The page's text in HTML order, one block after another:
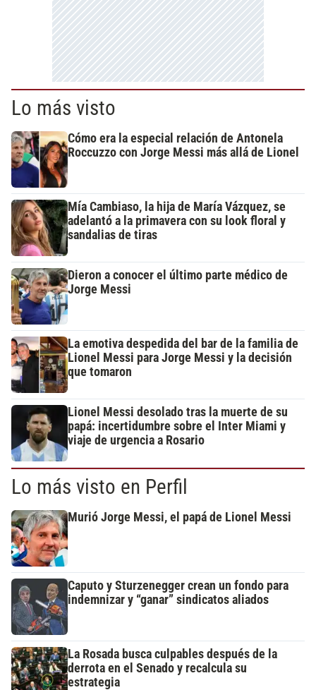
Lo más visto
Cómo era la especial relación de Antonela
Roccuzzo con Jorge Messi más allá de Lionel
Mía Cambiaso, la hija de María Vázquez, se
adelantó a la primavera con su look floral y
sandalias de tiras
Dieron a conocer el último parte médico de
Jorge Messi
La emotiva despedida del bar de la familia de
Lionel Messi para Jorge Messi y la decisión
que tomaron
Lionel Messi desolado tras la muerte de su
papá: incertidumbre sobre el Inter Miami y
viaje de urgencia a Rosario
Lo más visto en Perfil
Murió Jorge Messi, el papá de Lionel Messi
Caputo y Sturzenegger crean un fondo para
indemnizar y “ganar” sindicatos aliados
La Rosada busca culpables después de la
derrota en el Senado y recalcula su
estrategia